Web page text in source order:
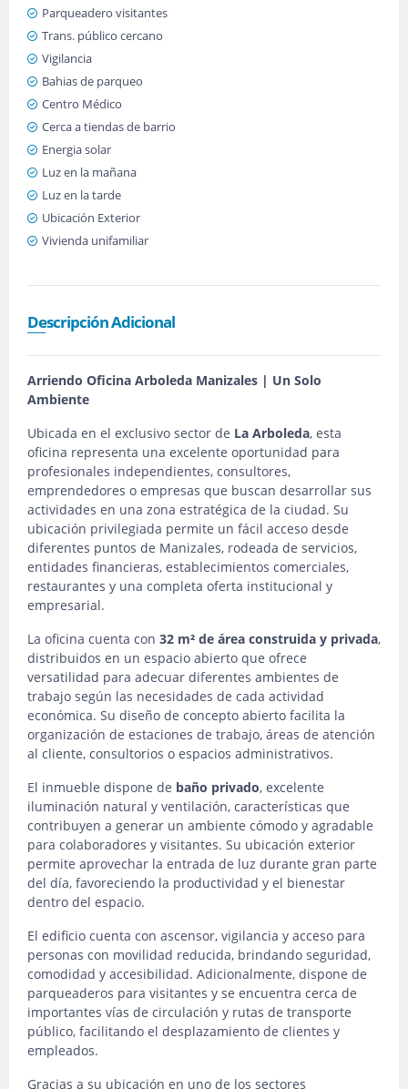
Parqueadero visitantes
Trans. público cercano
Vigilancia
Bahias de parqueo
Centro Médico
Cerca a tiendas de barrio
Energia solar
Luz en la mañana
Luz en la tarde
Ubicación Exterior
Vivienda unifamiliar
Descripción Adicional
Arriendo Oficina Arboleda Manizales | Un Solo
Ambiente
Ubicada en el exclusivo sector de La Arboleda, esta
oficina representa una excelente oportunidad para
profesionales independientes, consultores,
emprendedores o empresas que buscan desarrollar sus
actividades en una zona estratégica de la ciudad. Su
ubicación privilegiada permite un fácil acceso desde
diferentes puntos de Manizales, rodeada de servicios,
entidades financieras, establecimientos comerciales,
restaurantes y una completa oferta institucional y
empresarial.
La oficina cuenta con 32 m² de área construida y privada,
distribuidos en un espacio abierto que ofrece
versatilidad para adecuar diferentes ambientes de
trabajo según las necesidades de cada actividad
económica. Su diseño de concepto abierto facilita la
organización de estaciones de trabajo, áreas de atención
al cliente, consultorios o espacios administrativos.
El inmueble dispone de baño privado, excelente
iluminación natural y ventilación, características que
contribuyen a generar un ambiente cómodo y agradable
para colaboradores y visitantes. Su ubicación exterior
permite aprovechar la entrada de luz durante gran parte
del día, favoreciendo la productividad y el bienestar
dentro del espacio.
El edificio cuenta con ascensor, vigilancia y acceso para
personas con movilidad reducida, brindando seguridad,
comodidad y accesibilidad. Adicionalmente, dispone de
parqueaderos para visitantes y se encuentra cerca de
importantes vías de circulación y rutas de transporte
público, facilitando el desplazamiento de clientes y
empleados.
Gracias a su ubicación en uno de los sectores